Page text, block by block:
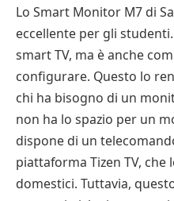
Lo Smart Monitor M7 di
eccellente per gli
smart TV, ma è anche
configurare. Questo lo
chi ha bisogno di un
non ha lo spazio per un
dispone di un
piattaforma Tizen TV,
domestici. Tuttavia,